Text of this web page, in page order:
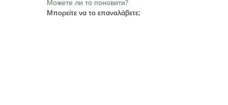
Можете ли то поновити?
Μπορείτε να το επαναλάβετε;